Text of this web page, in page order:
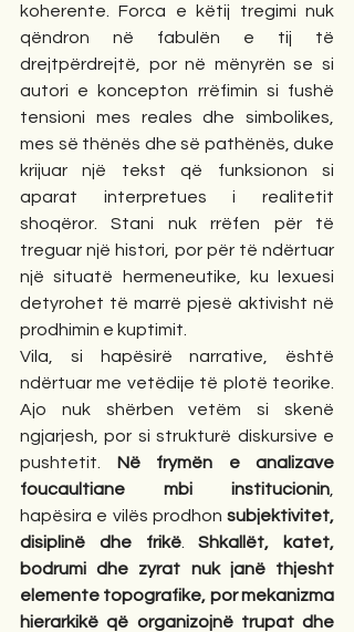
koherente. Forca e këtij tregimi nuk
qëndron në fabulën e tij të
drejtpërdrejtë, por në mënyrën se si
autori e koncepton rrëfimin si fushë
tensioni mes reales dhe simbolikes,
mes së thënës dhe së pathënës, duke
krijuar një tekst që funksionon si
aparat interpretues i realitetit
shoqëror. Stani nuk rrëfen për të
treguar një histori, por për të ndërtuar
një situatë hermeneutike, ku lexuesi
detyrohet të marrë pjesë aktivisht në
prodhimin e kuptimit.
Vila, si hapësirë narrative, është
ndërtuar me vetëdije të plotë teorike.
Ajo nuk shërben vetëm si skenë
ngjarjesh, por si strukturë diskursive e
pushtetit. Në frymën e analizave
foucaultiane mbi institucionin
hapësira e vilës prodhon subjektivitet,
disiplinë dhe frikë. Shkallët, katet,
bodrumi dhe zyrat nuk janë thjesht
elemente topografike, por mekanizma
hierarkikë që organizojnë trupat dhe